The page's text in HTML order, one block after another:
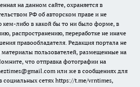
на данном сайте, охраняется в
РФ об авторском праве и не
кем-либо в какой бы то ни было форме, в
распространению, переработке не иначе
правообладателя. Редакция портала не
материалы пользователей, размещенные на
что отправка фотографии на
или же в сообщениях для
социальных сетях https://t.me/vrntimes,